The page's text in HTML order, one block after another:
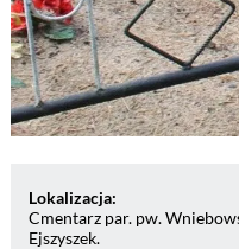
Lokalizacja:
Cmentarz par. pw.
Ejszyszek.